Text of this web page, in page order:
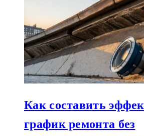
Как составить
график ремонта без